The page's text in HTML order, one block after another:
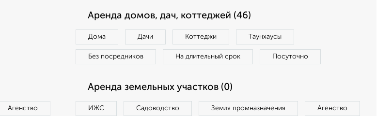
Аренда домов, дач, коттеджей (46)
Дома Дачи Коттеджи Таунхаусы
Без посредников На длительный срок Посуточно
Агенство
Аренда земельных участков (0)
ИЖС Садоводство Земля промназначения Агенство